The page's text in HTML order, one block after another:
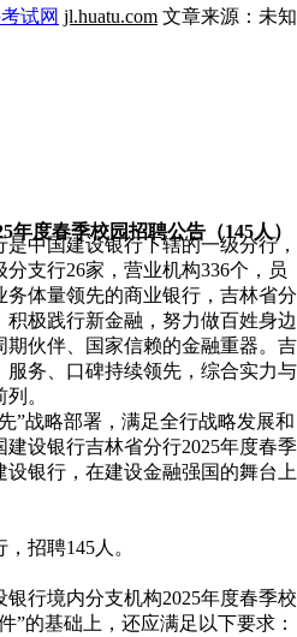
试网 jl.huatu.com 文章来源：未知
年度春季校园招聘公告（145人）
国建设银行下辖的一级分行，
支行26家，营业机构336个，员
务体量领先的商业银行，吉林省分
极践行新金融，努力做百姓身边
伙伴、国家信赖的金融重器。吉
务、口碑持续领先，综合实力与
。
战略部署，满足全行战略发展和
设银行吉林省分行2025年度春季
银行，在建设金融强国的舞台上
招聘145人。
行境内分支机构2025年度春季校
”的基础上，还应满足以下要求：